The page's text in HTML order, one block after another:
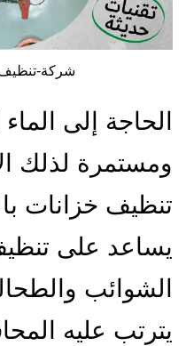
شركة-تنظيف-
الحاجة إلى
ومستمرة لذلك
تنظيف خزانات
يساعد على
الشوائب
يترتب عليه